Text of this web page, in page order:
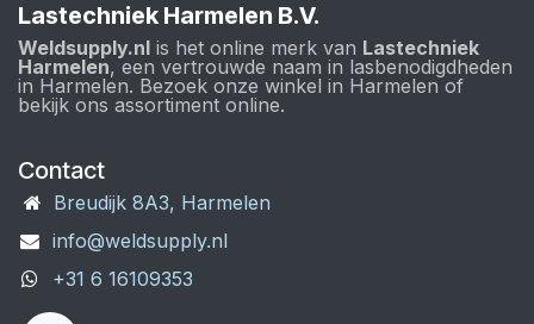
Lastechniek Harmelen B.V.
Weldsupply.nl is het online merk van Lastechniek
Harmelen, een vertrouwde naam in lasbenodigdheden
in Harmelen. Bezoek onze winkel in Harmelen of
bekijk ons assortiment online.
Contact
Breudijk 8A3, Harmelen
info@weldsupply.nl
+31 6 16109353